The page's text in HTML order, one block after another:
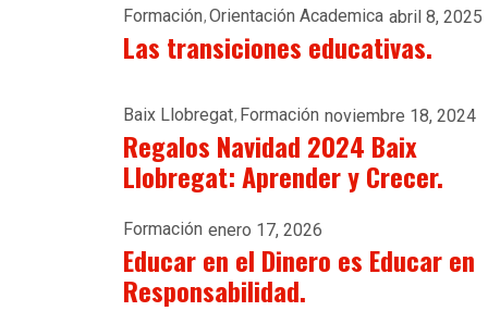
Formación Orientación Academica abril 8, 2025
Las transiciones educativas.
Baix Llobregat Formación noviembre 18, 2024
Regalos Navidad 2024 Baix
Llobregat: Aprender y Crecer.
Formación enero 17, 2026
Educar en el Dinero es Educar en
Responsabilidad.